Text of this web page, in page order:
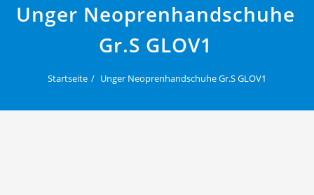
Unger Neoprenhandschuhe
Gr.S GLOV1
Startseite Unger Neoprenhandschuhe Gr.S GLOV1